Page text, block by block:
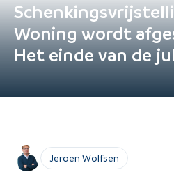
Woning wordt
Het einde van de
Jeroen Wolfsen